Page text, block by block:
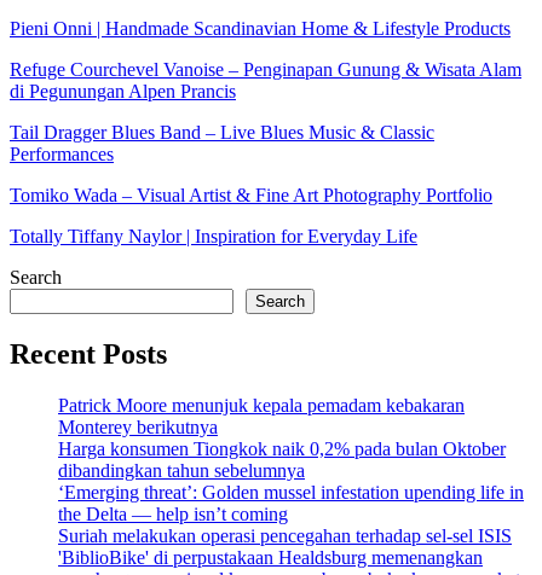
Pieni Onni | Handmade Scandinavian Home & Lifestyle Products
Refuge Courchevel Vanoise – Penginapan Gunung & Wisata Alam
di Pegunungan Alpen Prancis
Tail Dragger Blues Band – Live Blues Music & Classic
Performances
Tomiko Wada – Visual Artist & Fine Art Photography Portfolio
Totally Tiffany Naylor | Inspiration for Everyday Life
Search
Search
Recent Posts
Patrick Moore menunjuk kepala pemadam kebakaran
Monterey berikutnya
Harga konsumen Tiongkok naik 0,2% pada bulan Oktober
dibandingkan tahun sebelumnya
‘Emerging threat’: Golden mussel infestation upending life in
the Delta — help isn’t coming
Suriah melakukan operasi pencegahan terhadap sel-sel ISIS
'BiblioBike' di perpustakaan Healdsburg memenangkan